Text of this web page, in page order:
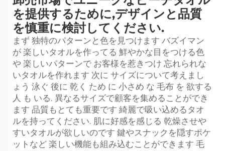
を提供するために,デザインと品質
を慎重に検討してください.
まず 独特のパターンと色を見つけます バズイマン
が 楽しいタオルを作ってる 鮮やかな目をつける色
や 楽しいパターンで お客様を惹きつけ 忘れられな
いタオルを作れます 次に サイズについて考えまし
ょう 泳ぐ 後に 乾く ため に 小さめ な 毛布 を 欲する
人 も いる. 異なるサイズで顧客を集めることができ
ます 品質もとても重要です 綺麗で吸い込めるタオ
ルを持ってください. 肌に好感を感じる 乾燥させや
すいタオルが欲しいのです 鍵やスナックを隠すポケ
ットなど 楽しい機能も組み込むことができます 毛